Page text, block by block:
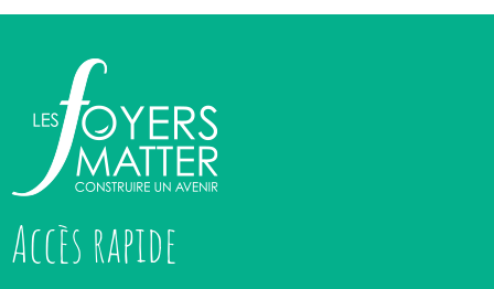
Accès rapide